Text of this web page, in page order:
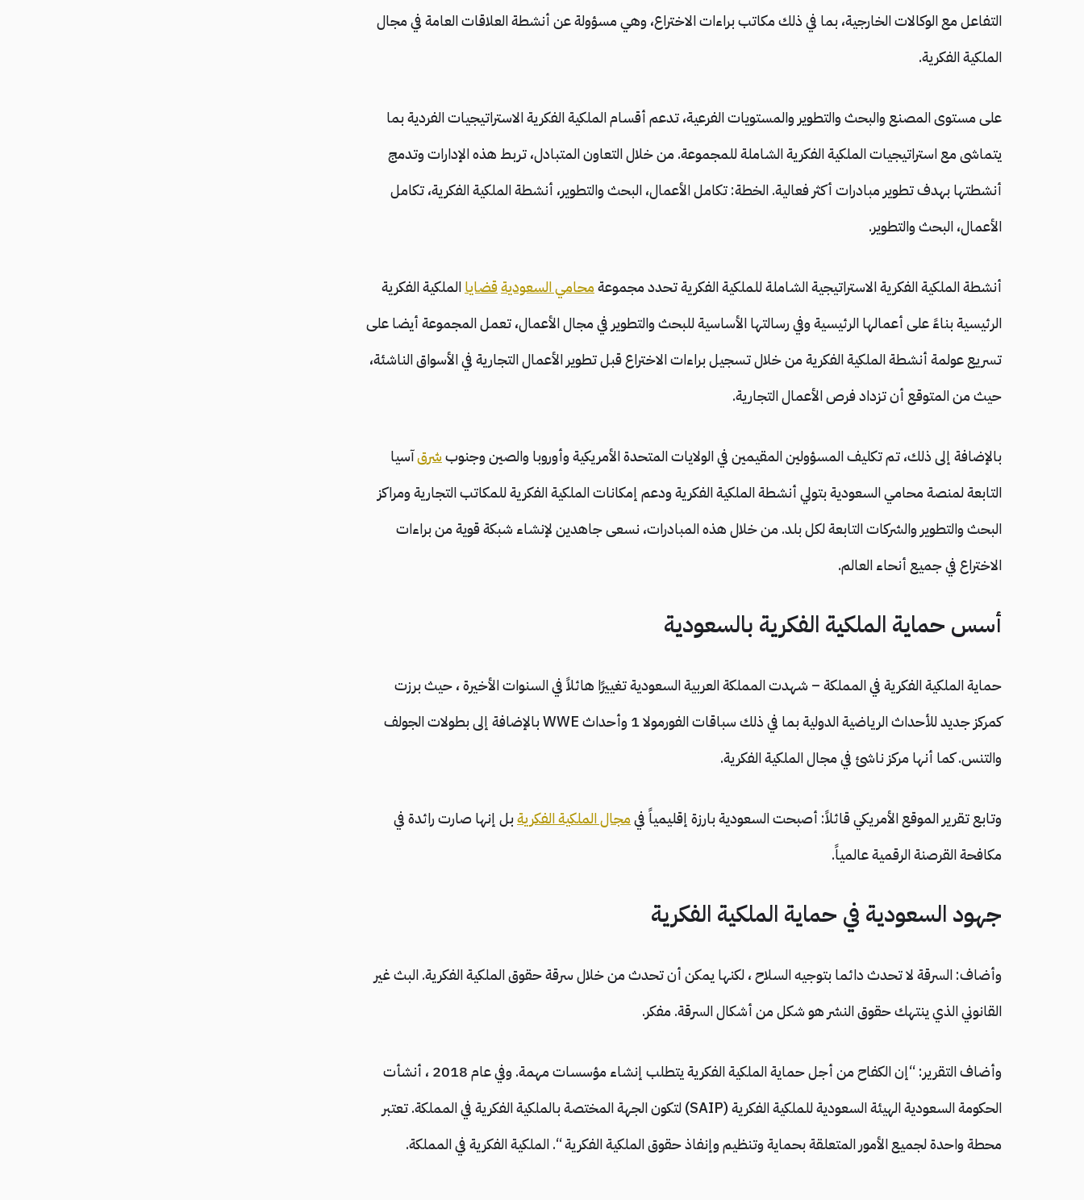
التفاعل مع الوكالات الخارجية، بما في ذلك مكاتب براءات الاختراع، وهي مسؤولة عن أنشطة العلاقات العامة في مجال
الملكية الفكرية.
على مستوى المصنع والبحث والتطوير والمستويات الفرعية، تدعم أقسام الملكية الفكرية الاستراتيجيات الفردية بما
يتماشى مع استراتيجيات الملكية الفكرية الشاملة للمجموعة. من خلال التعاون المتبادل، تربط هذه الإدارات وتدمج
أنشطتها بهدف تطوير مبادرات أكثر فعالية. الخطة: تكامل الأعمال، البحث والتطوير، أنشطة الملكية الفكرية، تكامل
الأعمال، البحث والتطوير.
أنشطة الملكية الفكرية الاستراتيجية الشاملة للملكية الفكرية تحدد مجموعةمحامي السعوديةقضاياالملكية الفكرية
الرئيسية بناءً على أعمالها الرئيسية وفي رسالتها الأساسية للبحث والتطوير في مجال الأعمال، تعمل المجموعة أيضا على
تسريع عولمة أنشطة الملكية الفكرية من خلال تسجيل براءات الاختراع قبل تطوير الأعمال التجارية في الأسواق الناشئة،
حيث من المتوقع أن تزداد فرص الأعمال التجارية.
بالإضافة إلى ذلك، تم تكليف المسؤولين المقيمين في الولايات المتحدة الأمريكية وأوروبا والصين وجنوبشرقآسيا
التابعة لمنصة محامي السعودية بتولي أنشطة الملكية الفكرية ودعم إمكانات الملكية الفكرية للمكاتب التجارية ومراكز
البحث والتطوير والشركات التابعة لكل بلد. من خلال هذه المبادرات، نسعى جاهدين لإنشاء شبكة قوية من براءات
الاختراع في جميع أنحاء العالم.
أسس حماية الملكية الفكرية بالسعودية
حماية الملكية الفكرية في المملكة – شهدت المملكة العربية السعودية تغييرًا هائلاً في السنوات الأخيرة ، حيث برزت
كمركز جديد للأحداث الرياضية الدولية بما في ذلك سباقات الفورمولا 1 وأحداث WWE بالإضافة إلى بطولات الجولف
والتنس. كما أنها مركز ناشئ في مجال الملكية الفكرية.
وتابع تقرير الموقع الأمريكي قائلاً: أصبحت السعودية بارزة إقليمياً فيمجال الملكية الفكريةبل إنها صارت رائدة في
مكافحة القرصنة الرقمية عالمياً.
جهود السعودية في حماية الملكية الفكرية
وأضاف: السرقة لا تحدث دائما بتوجيه السلاح ، لكنها يمكن أن تحدث من خلال سرقة حقوق الملكية الفكرية. البث غير
القانوني الذي ينتهك حقوق النشر هو شكل من أشكال السرقة. مفكر.
وأضاف التقرير: “إن الكفاح من أجل حماية الملكية الفكرية يتطلب إنشاء مؤسسات مهمة. وفي عام 2018 ، أنشأت
الحكومة السعودية الهيئة السعودية للملكية الفكرية (SAIP) لتكون الجهة المختصة بالملكية الفكرية في المملكة. تعتبر
محطة واحدة لجميع الأمور المتعلقة بحماية وتنظيم وإنفاذ حقوق الملكية الفكرية “. الملكية الفكرية في المملكة.